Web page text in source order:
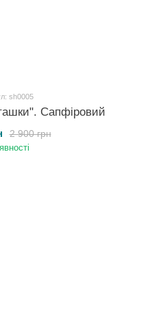
sh0005
Сапфіровий
2 900 грн